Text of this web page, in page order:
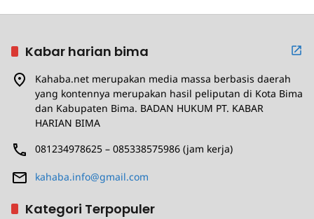
Kabar harian bima
Kahaba.net merupakan media massa berbasis daerah
yang kontennya merupakan hasil peliputan di Kota Bima
dan Kabupaten Bima. BADAN HUKUM PT. KABAR
HARIAN BIMA
081234978625 – 085338575986 (jam kerja)
kahaba.info@gmail.com
Kategori Terpopuler